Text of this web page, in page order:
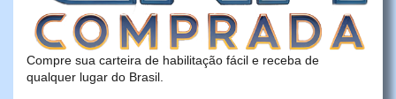
Compre sua carteira de habilitação fácil e receba de
qualquer lugar do Brasil.